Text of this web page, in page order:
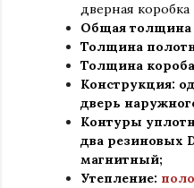
дверная коробка
Общая толщина
Толщина
Толщина
Конструкция:
дверь
Контуры
два резиновых
магнитный;
Утепление: